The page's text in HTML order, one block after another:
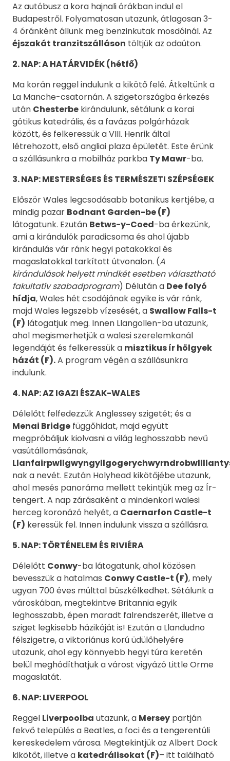
Az autóbusz a kora hajnali órákban indul el
Budapestről. Folyamatosan utazunk, átlagosan 3-
4 óránként állunk meg benzinkutak mosdóinál. Az
éjszakát tranzitszálláson töltjük az odaúton.
2. NAP:A HATÁRVIDÉK (hétfő)
Ma korán reggel indulunk a kikötő felé. Átkeltünk a
La Manche-csatornán. A szigetországba érkezés
után Chesterbe kirándulunk, sétálunk a korai
gótikus katedrális, és a favázas polgárházak
között, és felkeressük a VIII. Henrik által
létrehozott, első angliai plaza épületét. Este érünk
a szállásunkra a mobilház parkba Ty Mawr-ba.
3. NAP: MESTERSÉGES ÉS TERMÉSZETI SZÉPSÉGEK
Először Wales legcsodásabb botanikus kertjébe, a
mindig pazar Bodnant Garden-be (F)
látogatunk. Ezután Betws-y-Coed-ba érkezünk,
ami a kirándulók paradicsoma és ahol újabb
kirándulás vár ránk hegyi patakokkal és
magaslatokkal tarkított útvonalon. (A
kirándulások helyett mindkét esetben választható
fakultatív szabadprogram) Délután a Dee folyó
hídja, Wales hét csodájának egyike is vár ránk,
majd Wales legszebb vízesését, a Swallow Falls-t
(F) látogatjuk meg. Innen Llangollen-ba utazunk,
ahol megismerhetjük a walesi szerelemkanál
legendáját és felkeressük a misztikus ír hölgyek
házát (F).A program végén a szállásunkra
indulunk.
4. NAP:AZ IGAZI ÉSZAK-WALES
Délelőtt felfedezzük Anglessey szigetét; és a
Menai Bridge függőhidat, majd együtt
megpróbáljuk kiolvasni a világ leghosszabb nevű
vasútállomásának,
nak a nevét. Ezután Holyhead kikötőjébe utazunk,
ahol mesés panoráma mellett tekintjük meg az Ír-
tengert. A nap zárásaként a mindenkori walesi
herceg koronázó helyét, a Caernarfon Castle-t
(F) keressük fel. Innen indulunk vissza a szállásra.
5. NAP: TÖRTÉNELEM ÉS RIVIÉRA
Délelőtt Conwy-ba látogatunk, ahol közösen
bevesszük a hatalmas Conwy Castle-t (F), mely
ugyan 700 éves múlttal büszkélkedhet. Sétálunk a
városkában, megtekintve Britannia egyik
leghosszabb, épen maradt falrendszerét, illetve a
sziget legkisebb házikóját is! Ezután a Llandudno
félszigetre, a viktoriánus korú üdülőhelyére
utazunk, ahol egy könnyebb hegyi túra keretén
belül meghódíthatjuk a várost vigyázó Little Orme
magaslatát.
6. NAP: LIVERPOOL
Reggel Liverpoolba utazunk, a Mersey partján
fekvő település a Beatles, a foci és a tengerentúli
kereskedelem városa. Megtekintjük az Albert Dock
kikötőt, illetve a katedrálisokat (F)– itt található